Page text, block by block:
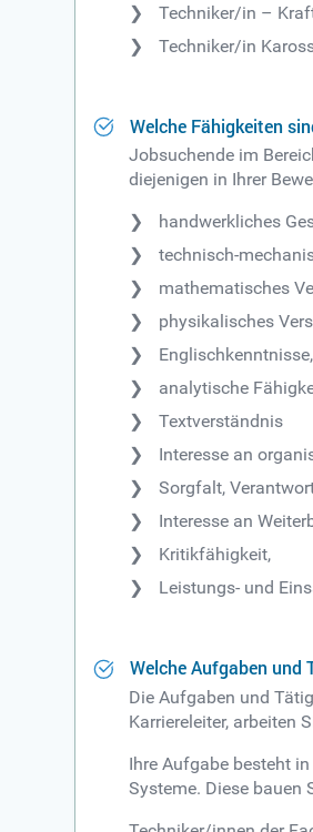
Techniker/in –
Techniker/in
Welche Fähigkeiten
Jobsuchende im
diejenigen in Ihrer
handwerkliches
technisch-
mathematisches
physikalisches
Englischkenntnisse,
analytische
Textverständnis
Interesse an
Sorgfalt,
Interesse an
Kritikfähigkeit,
Leistungs- und
Welche Aufgaben und
Die Aufgaben und
Karriereleiter, arbeiten
Ihre Aufgabe besteht
Systeme. Diese bauen